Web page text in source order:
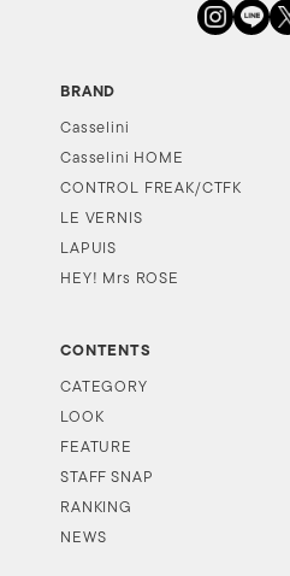
BRAND
Casselini
Casselini HOME
CONTROL FREAK/CTFK
LE VERNIS
LAPUIS
HEY! Mrs ROSE
CONTENTS
CATEGORY
LOOK
FEATURE
STAFF SNAP
RANKING
NEWS